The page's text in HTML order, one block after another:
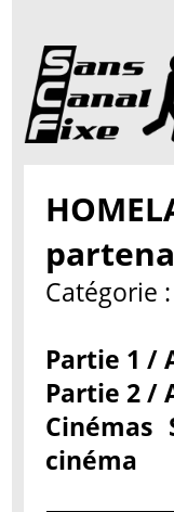
Catégorie :
Partie 1 /
Partie 2 /
cinéma